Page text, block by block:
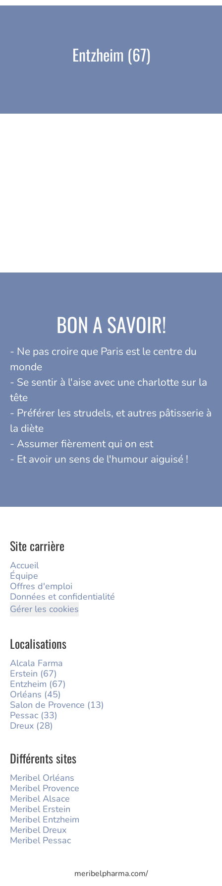
Entzheim (67)
BON A SAVOIR!
- Ne pas croire que Paris est le centre du
monde
- Se sentir à l'aise avec une charlotte sur la
tête
- Préférer les strudels, et autres pâtisserie à
la diète
- Assumer fièrement qui on est
- Et avoir un sens de l'humour aiguisé !
Site carrière
Accueil
Équipe
Offres d'emploi
Données et confidentialité
Gérer les cookies
Localisations
Alcala Farma
Erstein (67)
Entzheim (67)
Orléans (45)
Salon de Provence (13)
Pessac (33)
Dreux (28)
Différents sites
Meribel Orléans
Meribel Provence
Meribel Alsace
Meribel Erstein
Meribel Entzheim
Meribel Dreux
Meribel Pessac
meribelpharma.com/